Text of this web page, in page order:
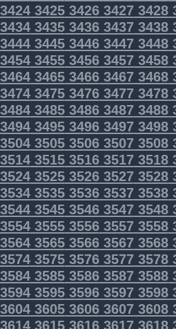
3425342634273428
3435343634373438
3445344634473448
3455345634573458
3465346634673468
3475347634773478
3485348634873488
3495349634973498
3505350635073508
3515351635173518
3525352635273528
3535353635373538
3545354635473548
3555355635573558
3565356635673568
3575357635773578
3585358635873588
3595359635973598
3605360636073608
3615361636173618